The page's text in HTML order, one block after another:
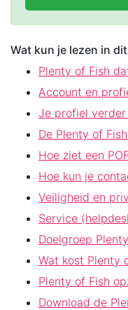
Wat kun je lezen in
Plenty of Fish
Account en
Je profiel verder
De Plenty of
Hoe ziet een
Hoe kun je
Veiligheid en
Service
Doelgroep
Wat kost Plenty
Plenty of Fish
Download de